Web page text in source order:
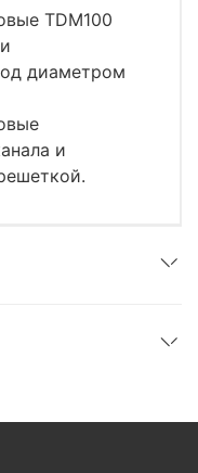
TDM100
диаметром
и